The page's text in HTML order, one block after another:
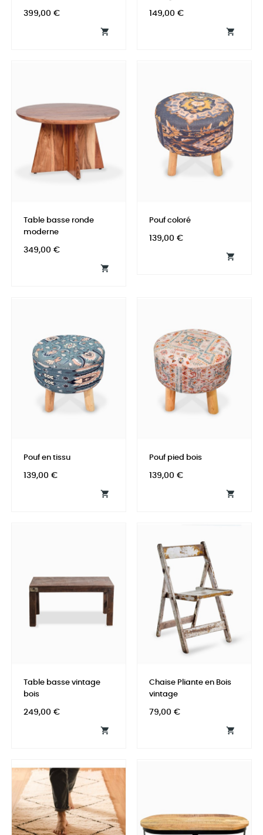
Prix
399,00 €

Prix
149,00 €

Table basse ronde
moderne
Prix
349,00 €

Pouf coloré
Prix
139,00 €

Pouf en tissu
Prix
139,00 €

Pouf pied bois
Prix
139,00 €

Table basse vintage
bois
Prix
249,00 €

Chaise Pliante en Bois
vintage
Prix
79,00 €
